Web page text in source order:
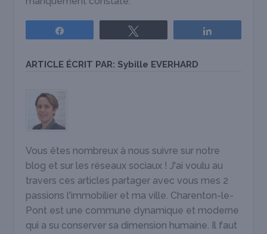
ARTICLE ÉCRIT PAR: Sybille EVERHARD
Vous êtes nombreux à nous suivre sur notre
blog et sur les réseaux sociaux ! J'ai voulu au
travers ces articles partager avec vous mes 2
passions l'immobilier et ma ville. Charenton-le-
Pont est une commune dynamique et moderne
qui a su conserver sa dimension humaine. Il faut